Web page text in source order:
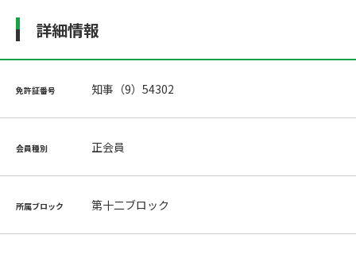
詳細情報
免許証番号 知事（9）54302
会員種別 正会員
所属ブロック 第十二ブロック